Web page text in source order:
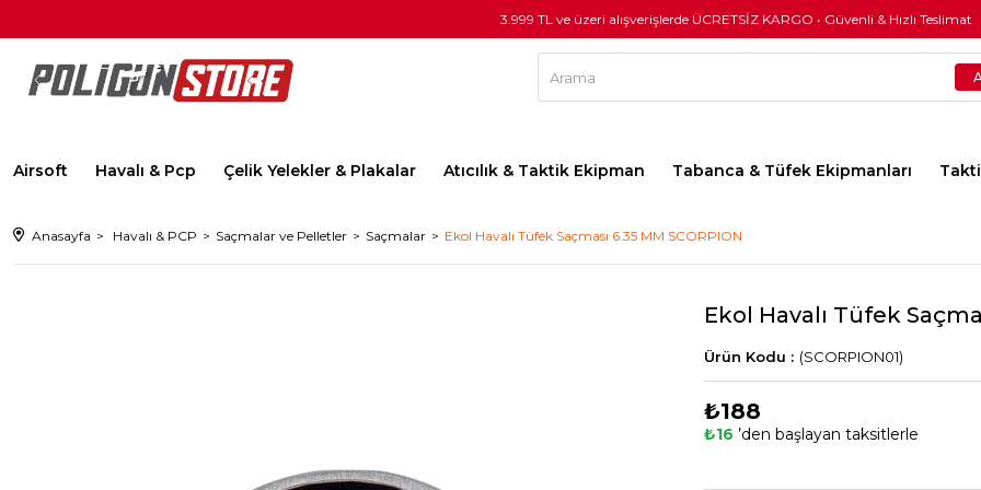
3.999 TL ve üzeri alışverişlerde ÜCRETSİZ KARGO • Güvenli & Hızlı Teslimat
Airsoft Havalı & Pcp Çelik Yelekler & Plakalar Atıcılık & Taktik Ekipman Tabanca & Tüfek Ekipmanları
Anasayfa Havalı & PCP Saçmalar ve Pelletler Saçmalar Ekol Havalı Tüfek Saçması 6.35 MM SCORPION
Ekol Havalı Tüfek
(SCORPION01)
₺188
₺16 ’den başlayan taksitlerle